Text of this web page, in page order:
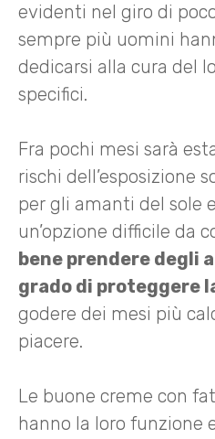
evidenti nel giro di
sempre più uomini
dedicarsi alla cura del
specifici.
Fra pochi mesi sarà
rischi dell’esposizione
per gli amanti del sole
un’opzione difficile da
bene prendere degli
grado di proteggere
godere dei mesi più
piacere.
Le buone creme con
hanno la loro funzione